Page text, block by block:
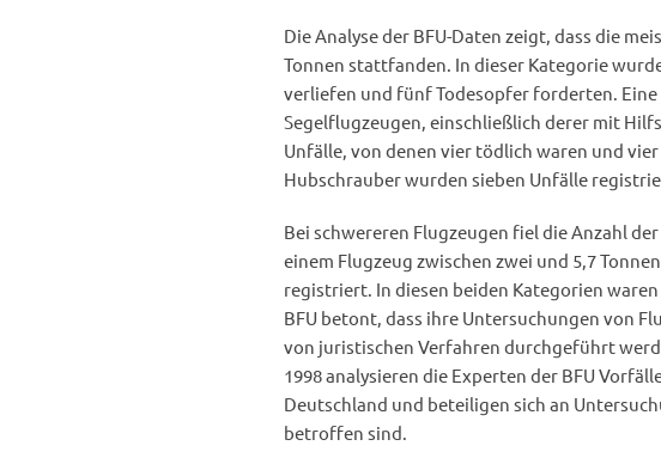
Die Analyse der BFU-Daten zeigt, dass die
Tonnen stattfanden. In dieser Kategorie
verliefen und fünf Todesopfer forderten.
Segelflugzeugen, einschließlich derer mit
Unfälle, von denen vier tödlich waren und
Hubschrauber wurden sieben Unfälle
Bei schwereren Flugzeugen fiel die Anzahl
einem Flugzeug zwischen zwei und 5,7
registriert. In diesen beiden Kategorien
BFU betont, dass ihre Untersuchungen von
von juristischen Verfahren durchgeführt
1998 analysieren die Experten der BFU
Deutschland und beteiligen sich an
betroffen sind.